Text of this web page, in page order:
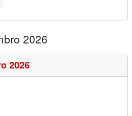
2026
2026